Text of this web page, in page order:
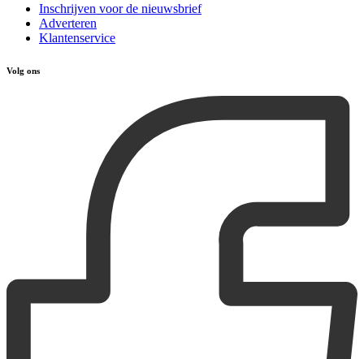
Inschrijven voor de nieuwsbrief
Adverteren
Klantenservice
Volg ons